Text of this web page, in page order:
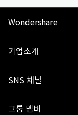
Wondershare
기업소개
SNS 채널
그룹 멤버